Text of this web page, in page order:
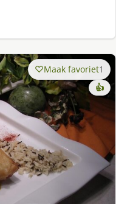
Maak favoriet1
👍